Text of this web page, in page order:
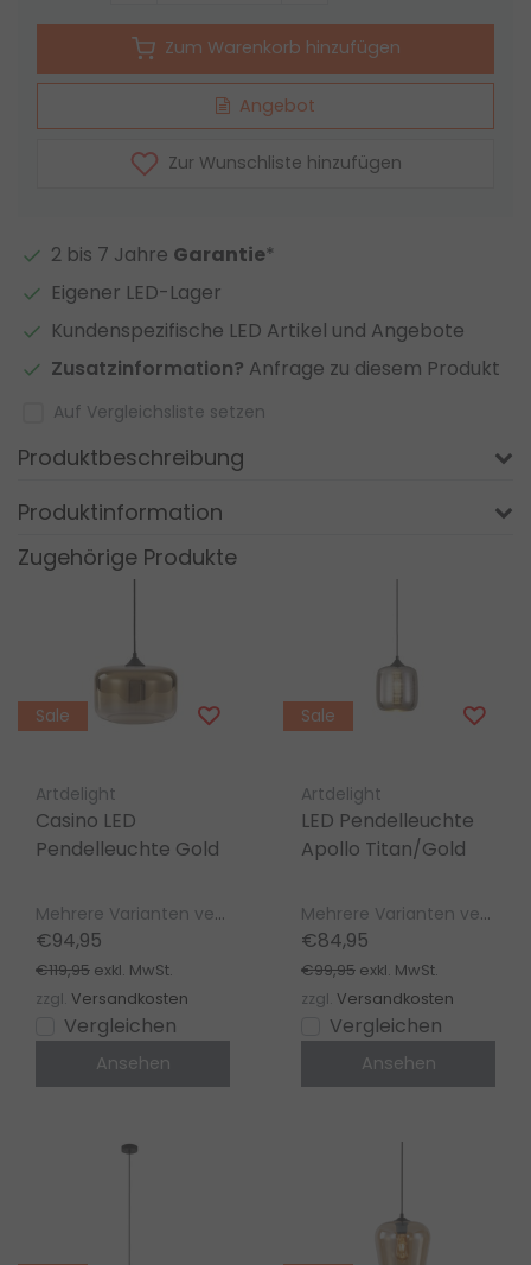
Zum Warenkorb hinzufügen
Angebot
Zur Wunschliste hinzufügen
2 bis 7 Jahre Garantie*
Eigener LED-Lager
Kundenspezifische LED Artikel und Angebote
Zusatzinformation? Anfrage zu diesem Produkt
Auf Vergleichsliste setzen
Produktbeschreibung
Produktinformation
Zugehörige Produkte
Sale
Artdelight
Casino LED
Pendelleuchte Gold
Mehrere Varianten verfügbar
€94,95
€119,95 exkl. MwSt.
zzgl. Versandkosten
Vergleichen
Ansehen
Sale
Artdelight
LED Pendelleuchte
Apollo Titan/Gold
Mehrere Varianten verfügbar
€84,95
€99,95 exkl. MwSt.
zzgl. Versandkosten
Vergleichen
Ansehen